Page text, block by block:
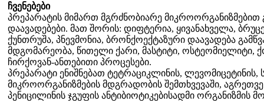
ჩვენებები
პრეპარატის მიმართ მგრძნობიარე მიკროორგანიზმებით
დაავადებები. მათ შორის: დიფტერია, ყივანახველა,
ქუნთრუშა, პნევმონია, ბრონქოექტაზური დაავადება
მდგომარეობა, წითელი ქარი, მასტიტი, ოსტეომიელიტი,
ჩირქოვან-ანთებითი პროცესები.
პრეპარატი ენიშნებათ ტეტრაციკლინის, ლევომიცეტინის,
მიკროორგანიზმების მდგრადობის შემთხვევაში,
პენიცილინის ჯგუფის ანტიბიოტიკებისადმი